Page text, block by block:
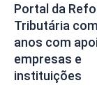
Portal da
Tributária
anos com
empresas e
instituições